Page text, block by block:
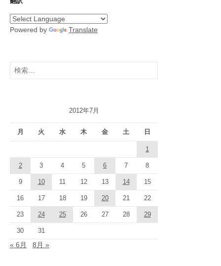
Powered by Translate
検
索:
2012年7月
月 火 水 木 金 土 日
1
2 3 4 5 6 7 8
9 10 11 12 13 14 15
16 17 18 19 20 21 22
23 24 25 26 27 28 29
30 31
« 6月 8月 »